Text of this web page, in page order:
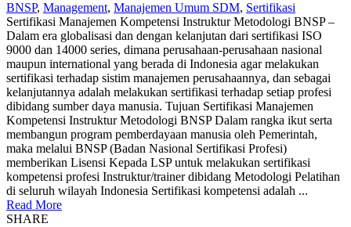
BNSP, Management, Manajemen Umum SDM, Sertifikasi
Sertifikasi Manajemen Kompetensi Instruktur Metodologi BNSP –
Dalam era globalisasi dan dengan kelanjutan dari sertifikasi ISO
9000 dan 14000 series, dimana perusahaan-perusahaan nasional
maupun international yang berada di Indonesia agar melakukan
sertifikasi terhadap sistim manajemen perusahaannya, dan sebagai
kelanjutannya adalah melakukan sertifikasi terhadap setiap profesi
dibidang sumber daya manusia. Tujuan Sertifikasi Manajemen
Kompetensi Instruktur Metodologi BNSP Dalam rangka ikut serta
membangun program pemberdayaan manusia oleh Pemerintah,
maka melalui BNSP (Badan Nasional Sertifikasi Profesi)
memberikan Lisensi Kepada LSP untuk melakukan sertifikasi
kompetensi profesi Instruktur/trainer dibidang Metodologi Pelatihan
di seluruh wilayah Indonesia Sertifikasi kompetensi adalah ...
Read More
SHARE